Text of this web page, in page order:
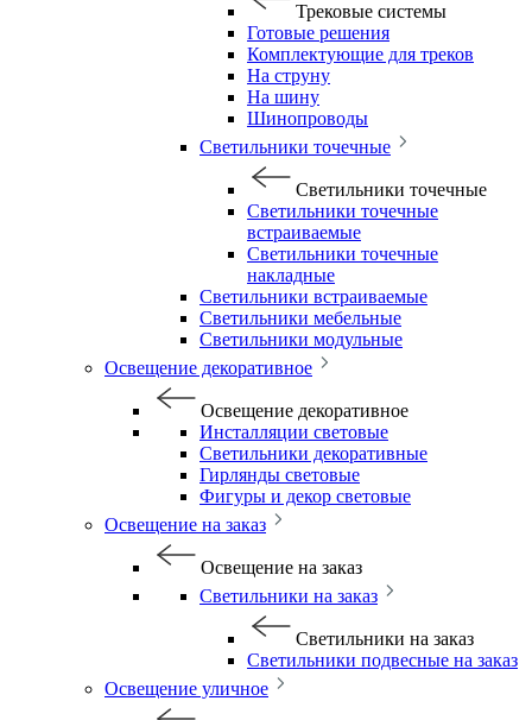
Трековые системы
Готовые решения
Комплектующие для треков
На струну
На шину
Шинопроводы
Светильники точечные
Светильники точечные
Светильники точечные
встраиваемые
Светильники точечные
накладные
Светильники встраиваемые
Светильники мебельные
Светильники модульные
Освещение декоративное
Освещение декоративное
Инсталляции световые
Светильники декоративные
Гирлянды световые
Фигуры и декор световые
Освещение на заказ
Освещение на заказ
Светильники на заказ
Светильники на заказ
Светильники подвесные на заказ
Освещение уличное